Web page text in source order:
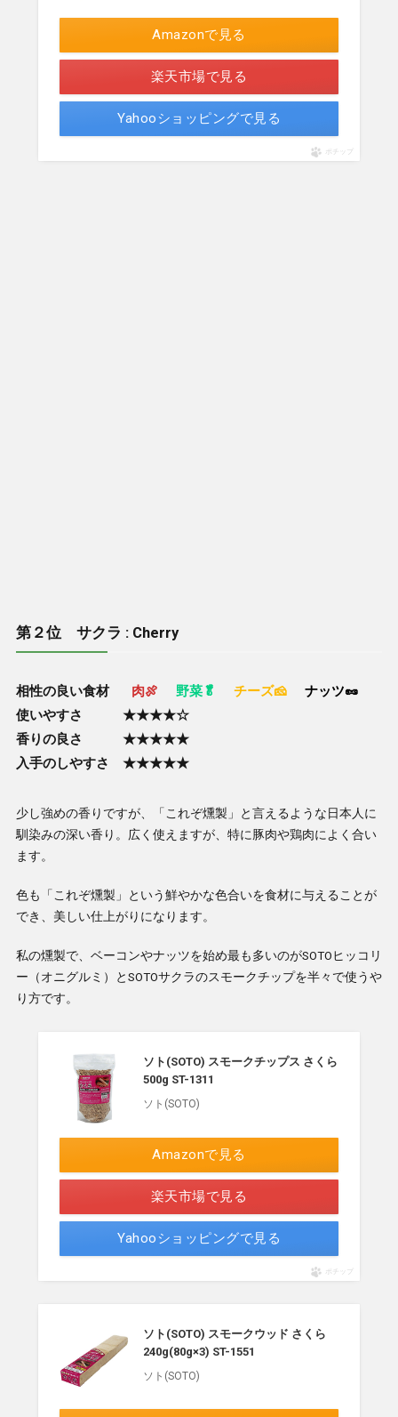
Amazonで見る
楽天市場で見る
Yahooショッピングで見る
ポチップ
第２位 サクラ : Cherry
相性の良い食材 肉🍖 野菜🥬 チーズ🧀
ナッツ🥜
使いやすさ ★★★★☆
香りの良さ ★★★★★
入手のしやすさ ★★★★★
少し強めの香りですが、「これぞ燻製」と言えるような日本人に
馴染みの深い香り。広く使えますが、特に豚肉や鶏肉によく合い
ます。
色も「これぞ燻製」という鮮やかな色合いを食材に与えることが
でき、美しい仕上がりになります。
私の燻製で、ベーコンやナッツを始め最も多いのがSOTOヒッコリ
ー（オニグルミ）とSOTOサクラのスモークチップを半々で使うや
り方です。
ソト(SOTO) スモークチップス さくら
500g ST-1311
ソト(SOTO)
Amazonで見る
楽天市場で見る
Yahooショッピングで見る
ポチップ
ソト(SOTO) スモークウッド さくら
240g(80g×3) ST-1551
ソト(SOTO)